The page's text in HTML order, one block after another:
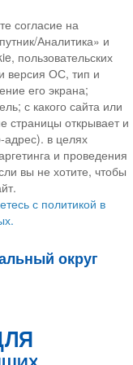
согласие на
Аналитика» и
пользовательских
версия ОС, тип и
его экрана;
с какого сайта или
страницы открывает и
адрес). в целях
и проведения
вы не хотите, чтобы
с политикой в